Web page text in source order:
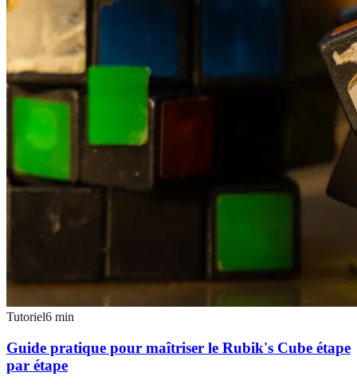
Tutoriel6 min
Guide pratique pour maîtriser le Rubik's Cube étape
par étape